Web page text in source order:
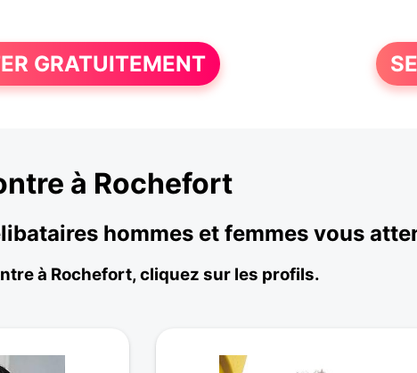
GRATUITEMENT
à Rochefort
hommes et femmes vous
à Rochefort, cliquez sur les profils.